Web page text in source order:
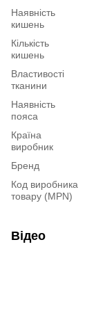
Наявність
кишень
Кількість
кишень
Властивості
тканини
Наявність
пояса
Країна
виробник
Бренд
Код виробника
товару (MPN)
Відео